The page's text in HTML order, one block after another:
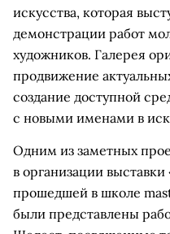
искусства, которая
демонстрации работ
художников. Галерея
продвижение
создание доступной
с новыми именами в
Одним из заметных
в организации
прошедшей в школе
были представлены